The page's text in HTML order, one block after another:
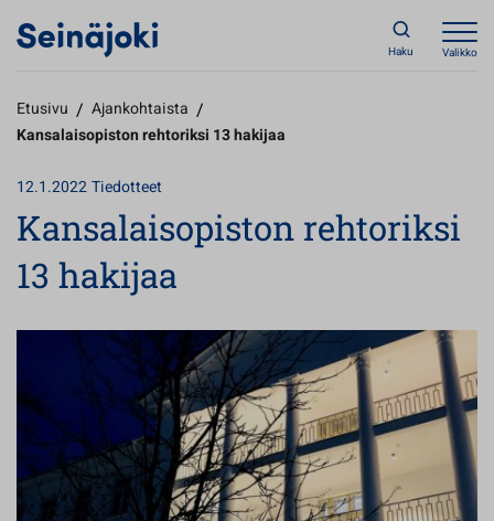
Haku Valikko
Etusivu / Ajankohtaista /
Kansalaisopiston rehtoriksi 13 hakijaa
12.1.2022Tiedotteet
Kansalaisopiston rehtoriksi
13 hakijaa